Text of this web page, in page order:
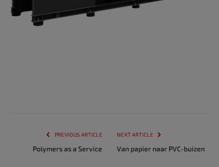
PREVIOUS ARTICLE
Polymers as a Service
NEXT ARTICLE
Van papier naar PVC-buizen